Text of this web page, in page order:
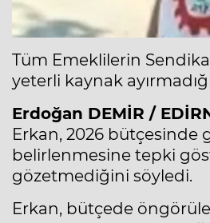
Tüm Emeklilerin
yeterli kaynak
Erdoğan DEMİR /
Erkan, 2026 bütçesinde
belirlenmesine tepki
gözetmediğini söyledi.
Erkan, bütçede